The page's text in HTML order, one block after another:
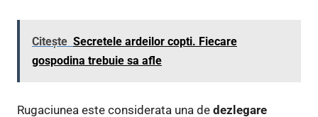
Citește Secretele ardeilor copti. Fiecare
gospodina trebuie sa afle
Rugaciunea este considerata una de dezlegare